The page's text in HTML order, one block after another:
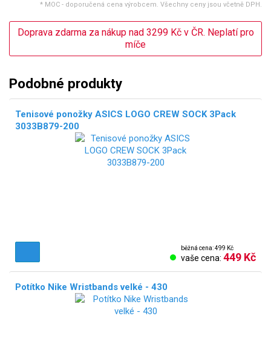
* MOC - doporučená cena výrobcem. Všechny ceny jsou včetně DPH.
Doprava zdarma za nákup nad 3299 Kč v ČR. Neplatí pro
míče
Podobné produkty
Tenisové ponožky ASICS LOGO CREW SOCK 3Pack
3033B879-200
běžná cena: 499 Kč
vaše cena: 449 Kč
Potítko Nike Wristbands velké - 430